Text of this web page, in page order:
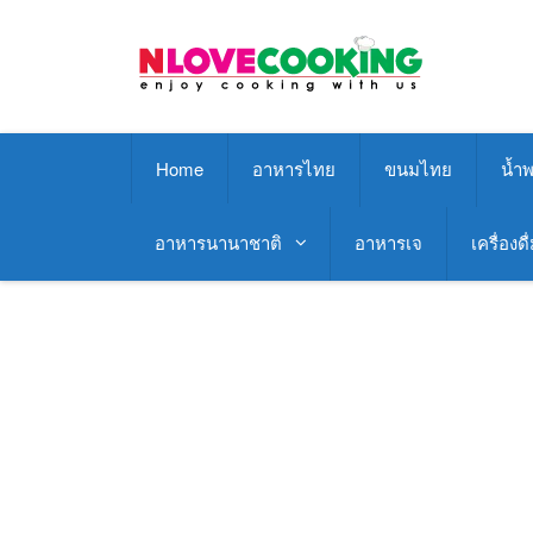
Home อาหารไทย ขนมไทย น้ำ
อาหารนานาชาติ อาหารเจ เครื่อง